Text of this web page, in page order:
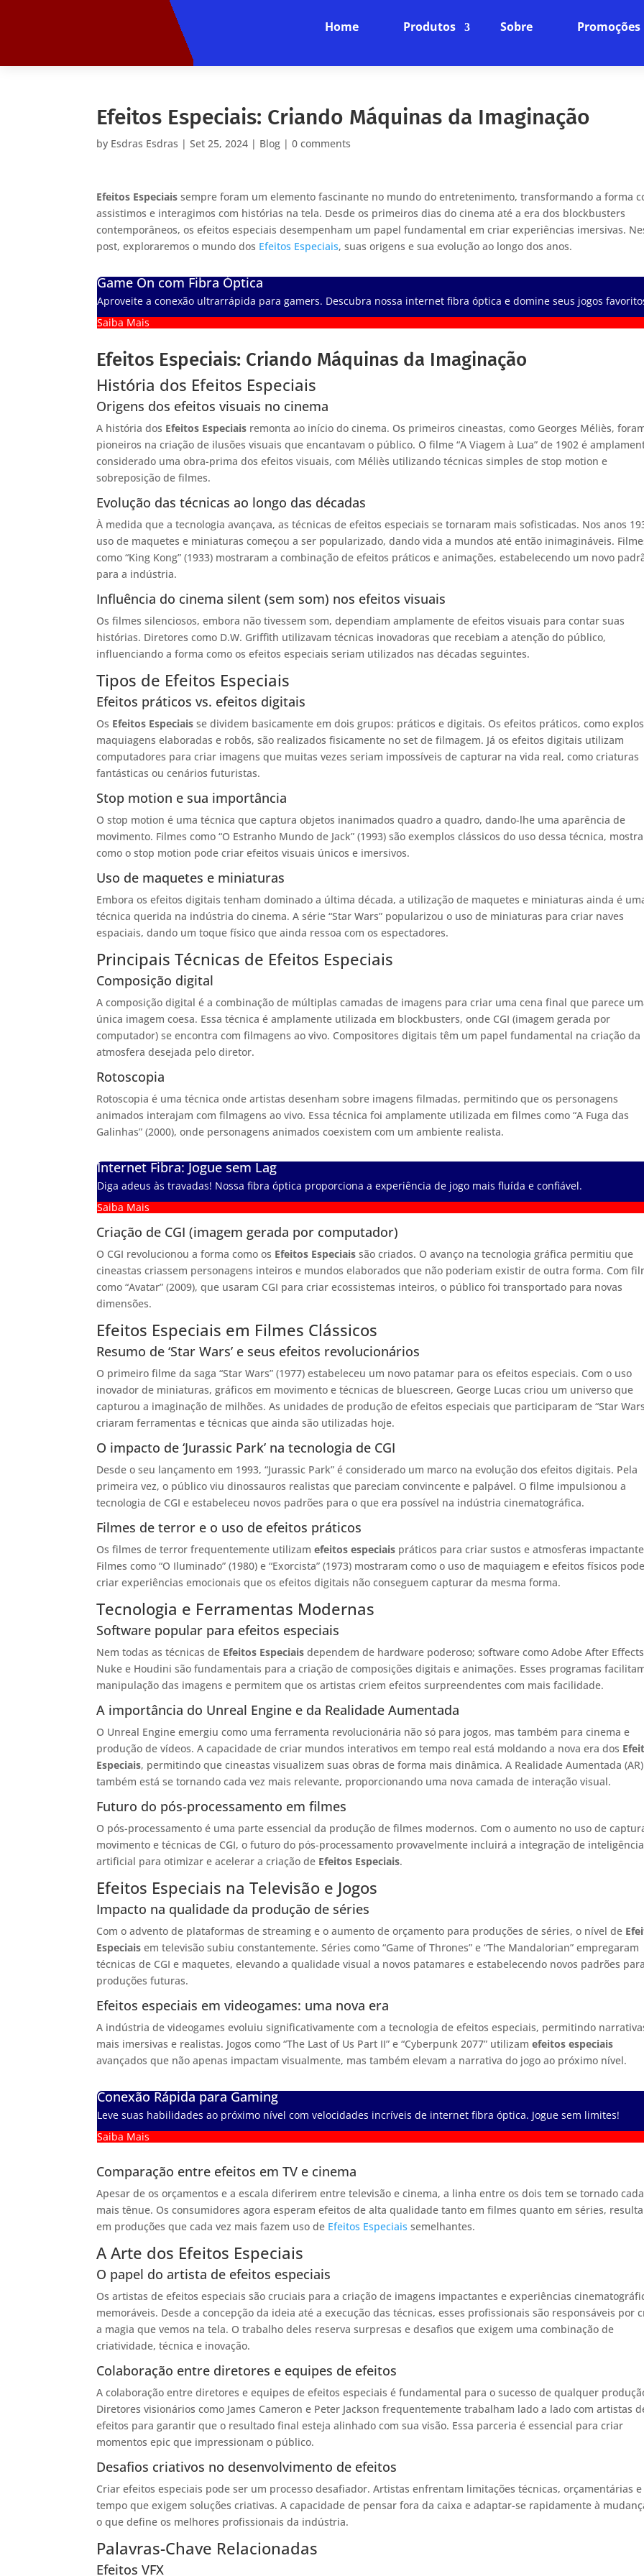
Home Produtos Sobre Promoções
Efeitos Especiais: Criando Máquinas da Imaginação
by Esdras Esdras |Set 25, 2024 | Blog |0 comments
Efeitos Especiais sempre foram um elemento fascinante no mundo do entretenimento, transformando a forma
assistimos e interagimos com histórias na tela. Desde os primeiros dias do cinema até a era dos blockbusters
contemporâneos, os efeitos especiais desempenham um papel fundamental em criar experiências imersivas.
post, exploraremos o mundo dos Efeitos Especiais, suas origens e sua evolução ao longo dos anos.
Game On com Fibra Óptica
Aproveite a conexão ultrarrápida para gamers. Descubra nossa internet fibra óptica e domine seus jogos
Saiba Mais
Efeitos Especiais: Criando Máquinas da Imaginação
História dos Efeitos Especiais
Origens dos efeitos visuais no cinema
A história dos Efeitos Especiais remonta ao início do cinema. Os primeiros cineastas, como Georges Méliès,
pioneiros na criação de ilusões visuais que encantavam o público. O filme “A Viagem à Lua” de 1902 é
considerado uma obra-prima dos efeitos visuais, com Méliès utilizando técnicas simples de stop motion e
sobreposição de filmes.
Evolução das técnicas ao longo das décadas
À medida que a tecnologia avançava, as técnicas de efeitos especiais se tornaram mais sofisticadas. Nos anos
uso de maquetes e miniaturas começou a ser popularizado, dando vida a mundos até então inimagináveis.
como “King Kong” (1933) mostraram a combinação de efeitos práticos e animações, estabelecendo um novo
para a indústria.
Influência do cinema silent (sem som) nos efeitos visuais
Os filmes silenciosos, embora não tivessem som, dependiam amplamente de efeitos visuais para contar suas
histórias. Diretores como D.W. Griffith utilizavam técnicas inovadoras que recebiam a atenção do público,
influenciando a forma como os efeitos especiais seriam utilizados nas décadas seguintes.
Tipos de Efeitos Especiais
Efeitos práticos vs. efeitos digitais
Os Efeitos Especiais se dividem basicamente em dois grupos: práticos e digitais. Os efeitos práticos, como
maquiagens elaboradas e robôs, são realizados fisicamente no set de filmagem. Já os efeitos digitais utilizam
computadores para criar imagens que muitas vezes seriam impossíveis de capturar na vida real, como criaturas
fantásticas ou cenários futuristas.
Stop motion e sua importância
O stop motion é uma técnica que captura objetos inanimados quadro a quadro, dando-lhe uma aparência de
movimento. Filmes como “O Estranho Mundo de Jack” (1993) são exemplos clássicos do uso dessa técnica,
como o stop motion pode criar efeitos visuais únicos e imersivos.
Uso de maquetes e miniaturas
Embora os efeitos digitais tenham dominado a última década, a utilização de maquetes e miniaturas ainda é
técnica querida na indústria do cinema. A série “Star Wars” popularizou o uso de miniaturas para criar naves
espaciais, dando um toque físico que ainda ressoa com os espectadores.
Principais Técnicas de Efeitos Especiais
Composição digital
A composição digital é a combinação de múltiplas camadas de imagens para criar uma cena final que parece
única imagem coesa. Essa técnica é amplamente utilizada em blockbusters, onde CGI (imagem gerada por
computador) se encontra com filmagens ao vivo. Compositores digitais têm um papel fundamental na criação da
atmosfera desejada pelo diretor.
Rotoscopia
Rotoscopia é uma técnica onde artistas desenham sobre imagens filmadas, permitindo que os personagens
animados interajam com filmagens ao vivo. Essa técnica foi amplamente utilizada em filmes como “A Fuga das
Galinhas” (2000), onde personagens animados coexistem com um ambiente realista.
Internet Fibra: Jogue sem Lag
Diga adeus às travadas! Nossa fibra óptica proporciona a experiência de jogo mais fluída e confiável.
Saiba Mais
Criação de CGI (imagem gerada por computador)
O CGI revolucionou a forma como os Efeitos Especiais são criados. O avanço na tecnologia gráfica permitiu que
cineastas criassem personagens inteiros e mundos elaborados que não poderiam existir de outra forma. Com
como “Avatar” (2009), que usaram CGI para criar ecossistemas inteiros, o público foi transportado para novas
dimensões.
Efeitos Especiais em Filmes Clássicos
Resumo de ‘Star Wars’ e seus efeitos revolucionários
O primeiro filme da saga “Star Wars” (1977) estabeleceu um novo patamar para os efeitos especiais. Com o uso
inovador de miniaturas, gráficos em movimento e técnicas de bluescreen, George Lucas criou um universo que
capturou a imaginação de milhões. As unidades de produção de efeitos especiais que participaram de “Star
criaram ferramentas e técnicas que ainda são utilizadas hoje.
O impacto de ‘Jurassic Park’ na tecnologia de CGI
Desde o seu lançamento em 1993, “Jurassic Park” é considerado um marco na evolução dos efeitos digitais. Pela
primeira vez, o público viu dinossauros realistas que pareciam convincente e palpável. O filme impulsionou a
tecnologia de CGI e estabeleceu novos padrões para o que era possível na indústria cinematográfica.
Filmes de terror e o uso de efeitos práticos
Os filmes de terror frequentemente utilizamefeitos especiais práticos para criar sustos e atmosferas
Filmes como “O Iluminado” (1980) e “Exorcista” (1973) mostraram como o uso de maquiagem e efeitos físicos pode
criar experiências emocionais que os efeitos digitais não conseguem capturar da mesma forma.
Tecnologia e Ferramentas Modernas
Software popular para efeitos especiais
Nem todas as técnicas de Efeitos Especiais dependem de hardware poderoso; software como Adobe After
Nuke e Houdini são fundamentais para a criação de composições digitais e animações. Esses programas
manipulação das imagens e permitem que os artistas criem efeitos surpreendentes com mais facilidade.
A importância do Unreal Engine e da Realidade Aumentada
O Unreal Engine emergiu como uma ferramenta revolucionária não só para jogos, mas também para cinema e
produção de vídeos. A capacidade de criar mundos interativos em tempo real está moldando a nova era dos
Especiais, permitindo que cineastas visualizem suas obras de forma mais dinâmica. A Realidade Aumentada (AR)
também está se tornando cada vez mais relevante, proporcionando uma nova camada de interação visual.
Futuro do pós-processamento em filmes
O pós-processamento é uma parte essencial da produção de filmes modernos. Com o aumento no uso de
movimento e técnicas de CGI, o futuro do pós-processamento provavelmente incluirá a integração de inteligência
artificial para otimizar e acelerar a criação de Efeitos Especiais.
Efeitos Especiais na Televisão e Jogos
Impacto na qualidade da produção de séries
Com o advento de plataformas de streaming e o aumento de orçamento para produções de séries, o nível de
Especiais em televisão subiu constantemente. Séries como “Game of Thrones” e “The Mandalorian” empregaram
técnicas de CGI e maquetes, elevando a qualidade visual a novos patamares e estabelecendo novos padrões para
produções futuras.
Efeitos especiais em videogames: uma nova era
A indústria de videogames evoluiu significativamente com a tecnologia de efeitos especiais, permitindo
mais imersivas e realistas. Jogos como “The Last of Us Part II” e “Cyberpunk 2077” utilizamefeitos especiais
avançados que não apenas impactam visualmente, mas também elevam a narrativa do jogo ao próximo nível.
Conexão Rápida para Gaming
Leve suas habilidades ao próximo nível com velocidades incríveis de internet fibra óptica. Jogue sem limites!
Saiba Mais
Comparação entre efeitos em TV e cinema
Apesar de os orçamentos e a escala diferirem entre televisão e cinema, a linha entre os dois tem se tornado
mais tênue. Os consumidores agora esperam efeitos de alta qualidade tanto em filmes quanto em séries,
em produções que cada vez mais fazem uso de Efeitos Especiais semelhantes.
A Arte dos Efeitos Especiais
O papel do artista de efeitos especiais
Os artistas de efeitos especiais são cruciais para a criação de imagens impactantes e experiências
memoráveis. Desde a concepção da ideia até a execução das técnicas, esses profissionais são responsáveis por
a magia que vemos na tela. O trabalho deles reserva surpresas e desafios que exigem uma combinação de
criatividade, técnica e inovação.
Colaboração entre diretores e equipes de efeitos
A colaboração entre diretores e equipes de efeitos especiais é fundamental para o sucesso de qualquer
Diretores visionários como James Cameron e Peter Jackson frequentemente trabalham lado a lado com artistas
efeitos para garantir que o resultado final esteja alinhado com sua visão. Essa parceria é essencial para criar
momentos epic que impressionam o público.
Desafios criativos no desenvolvimento de efeitos
Criar efeitos especiais pode ser um processo desafiador. Artistas enfrentam limitações técnicas, orçamentárias
tempo que exigem soluções criativas. A capacidade de pensar fora da caixa e adaptar-se rapidamente à
o que define os melhores profissionais da indústria.
Palavras-Chave Relacionadas
Efeitos VFX